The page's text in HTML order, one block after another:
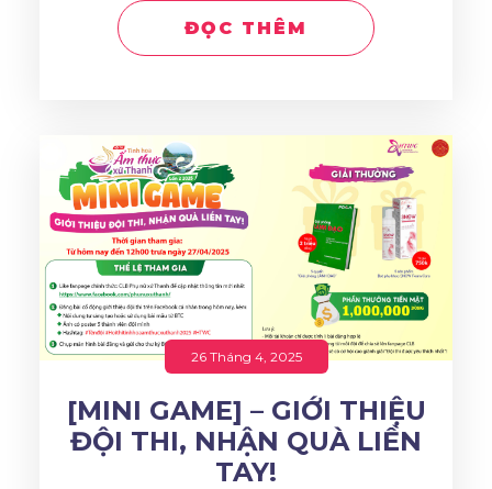
ĐỌC THÊM
26 Tháng 4, 2025
[MINI GAME] – GIỚI THIỆU
ĐỘI THI, NHẬN QUÀ LIỀN
TAY!